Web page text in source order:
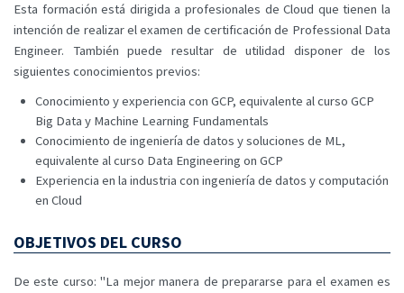
Esta formación está dirigida a profesionales de Cloud que tienen la
intención de realizar el examen de certificación de Professional Data
Engineer. También puede resultar de utilidad disponer de los
siguientes conocimientos previos:
Conocimiento y experiencia con GCP, equivalente al curso GCP
Big Data y Machine Learning Fundamentals
Conocimiento de ingeniería de datos y soluciones de ML,
equivalente al curso Data Engineering on GCP
Experiencia en la industria con ingeniería de datos y computación
en Cloud
OBJETIVOS DEL CURSO
De este curso: "La mejor manera de prepararse para el examen es